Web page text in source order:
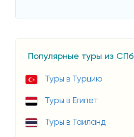
Популярные туры из СПб
Туры в Турцию
Туры в Египет
Туры в Таиланд